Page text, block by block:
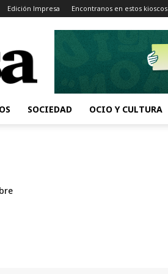
Edición Impresa Encontranos en estos kioscos
SOCIEDAD OCIO Y CULTURA